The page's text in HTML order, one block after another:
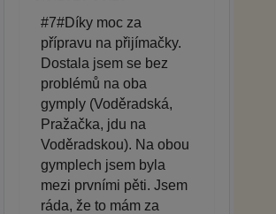
#7#Díky moc za
přípravu na přijímačky.
Dostala jsem se bez
problémů na oba
gymply (Voděradská,
Pražačka, jdu na
Voděradskou). Na obou
gymplech jsem byla
mezi prvními pěti. Jsem
ráda, že to mám za